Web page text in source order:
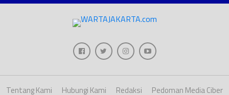
Tentang Kami Hubungi Kami Redaksi Pedoman Media Ciber